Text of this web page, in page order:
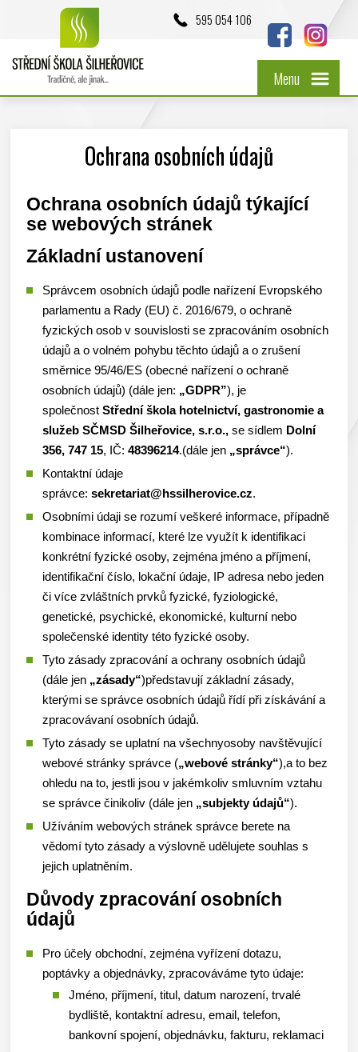
595 054 106
Menu
Ochrana osobních údajů
Ochrana osobních údajů týkající
se webových stránek
Základní ustanovení
Správcem osobních údajů podle nařízení Evropského
parlamentu a Rady (EU) č. 2016/679, o ochraně
fyzických osob v souvislosti se zpracováním osobních
údajů a o volném pohybu těchto údajů a o zrušení
směrnice 95/46/ES (obecné nařízení o ochraně
osobních údajů) (dále jen: „GDPR”), je
společnostStřední škola hotelnictví, gastronomie a
služeb SČMSD Šilheřovice, s.r.o.,se sídlem Dolní
356, 747 15, IČ:48396214.(dále jen „správce“).
Kontaktní údaje
správce:sekretariat@hssilherovice.cz.
Osobními údaji se rozumí veškeré informace, případně
kombinace informací, které lze využít k identifikaci
konkrétní fyzické osoby, zejména jméno a příjmení,
identifikační číslo, lokační údaje, IP adresa nebo jeden
či více zvláštních prvků fyzické, fyziologické,
genetické, psychické, ekonomické, kulturní nebo
společenské identity této fyzické osoby.
Tyto zásady zpracování a ochrany osobních údajů
(dále jen „zásady“)představují základní zásady,
kterými se správce osobních údajů řídí při získávání a
zpracovávaní osobních údajů.
Tyto zásady se uplatní na všechnyosoby navštěvující
webové stránky správce („webové stránky“),a to bez
ohledu na to, jestli jsou v jakémkoliv smluvním vztahu
se správce činikoliv (dále jen „subjekty údajů“).
Užíváním webových stránek správce berete na
vědomí tyto zásady a výslovně udělujete souhlas s
jejich uplatněním.
Důvody zpracování osobních
údajů
Pro účely obchodní, zejména vyřízení dotazu,
poptávky a objednávky, zpracováváme tyto údaje:
Jméno, příjmení, titul, datum narození, trvalé
bydliště, kontaktní adresu, email, telefon,
bankovní spojení, objednávku, fakturu, reklamaci